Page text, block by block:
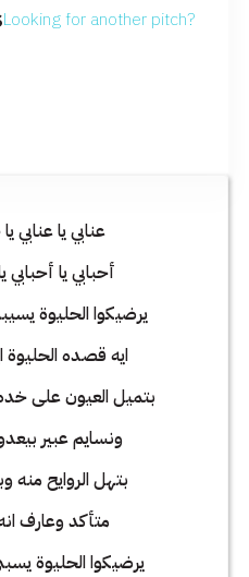
Looking for another pitch?
عنابي يا عنابي
أحبابي يا
يرضيكوا الحليوة
ايه قصده الحليوة
بتميل العيون على
ونسايم عبير
بتهل الروايح منه
متأكد وعارف
يرضيكوا الحليوة